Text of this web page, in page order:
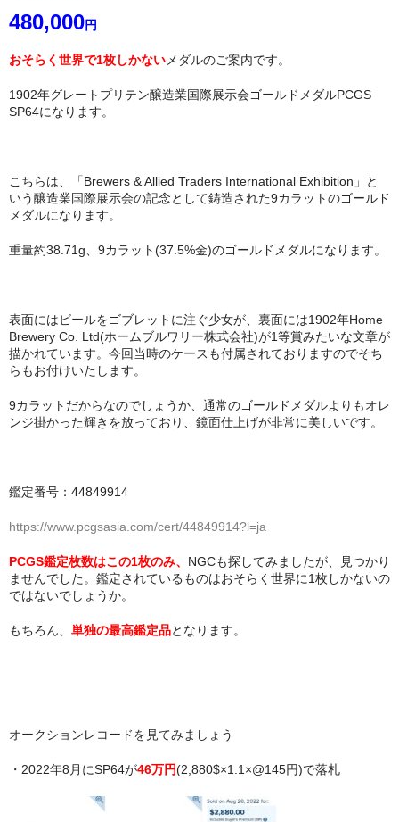
480,000円
おそらく世界で1枚しかないメダルのご案内です。
1902年グレートプリテン醸造業国際展示会ゴールドメダルPCGS
SP64になります。
こちらは、「Brewers & Allied Traders International Exhibition」と
いう醸造業国際展示会の記念として鋳造された9カラットのゴールド
メダルになります。
重量約38.71g、9カラット(37.5%金)のゴールドメダルになります。
表面にはビールをゴブレットに注ぐ少女が、裏面には1902年Home
Brewery Co. Ltd(ホームブルワリー株式会社)が1等賞みたいな文章が
描かれています。今回当時のケースも付属されておりますのでそち
らもお付けいたします。
9カラットだからなのでしょうか、通常のゴールドメダルよりもオレ
ンジ掛かった輝きを放っており、鏡面仕上げが非常に美しいです。
鑑定番号：44849914
https://www.pcgsasia.com/cert/44849914?l=ja
PCGS鑑定枚数はこの1枚のみ、 NGCも探してみましたが、見つかり
ませんでした。鑑定されているものはおそらく世界に1枚しかないの
ではないでしょうか。
もちろん、 単独の最高鑑定品となります。
オークションレコードを見てみましょう
・2022年8月にSP64が46万円(2,880$×1.1×@145円)で落札